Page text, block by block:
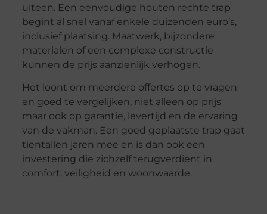
uiteen. Een eenvoudige houten rechte trap
begint al snel vanaf enkele duizenden euro’s,
inclusief plaatsing. Maatwerk, bijzondere
materialen of een complexe constructie
kunnen de prijs aanzienlijk verhogen.
Het loont om meerdere offertes op te vragen
en goed te vergelijken, niet alleen op prijs
maar ook op garantie, levertijd en de ervaring
van de vakman. Een goed geplaatste trap gaat
tientallen jaren mee en is dan ook een
investering die zichzelf terugverdient in
comfort, veiligheid en woonwaarde.